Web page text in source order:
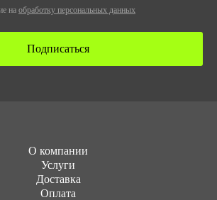
на обработку персональных данных
Подписаться
О компании
Услуги
Доставка
Оплата